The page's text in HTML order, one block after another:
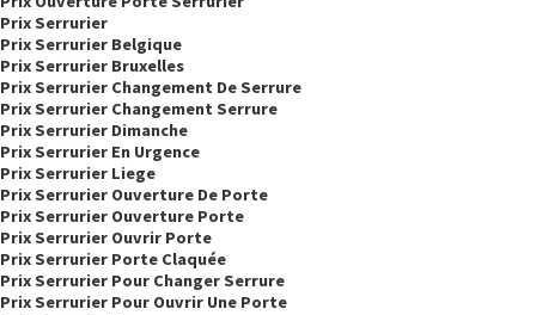
Prix Serrurier
Prix Serrurier Belgique
Prix Serrurier Bruxelles
Prix Serrurier Changement De Serrure
Prix Serrurier Changement Serrure
Prix Serrurier Dimanche
Prix Serrurier En Urgence
Prix Serrurier Liege
Prix Serrurier Ouverture De Porte
Prix Serrurier Ouverture Porte
Prix Serrurier Ouvrir Porte
Prix Serrurier Porte Claquée
Prix Serrurier Pour Changer Serrure
Prix Serrurier Pour Ouvrir Une Porte